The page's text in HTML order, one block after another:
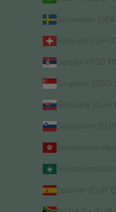
Schweden (SEK
Schweiz (CHF
Serbien (RSD
Singapur (SGD $)
Slowakei (EUR €)
Slowenien (EUR
Spanien (EUR €)